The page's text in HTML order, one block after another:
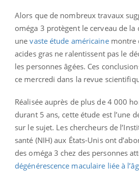
Alors que de nombreux travaux
oméga 3 protègent le cerveau de la
unevaste étude américainemontre
acides gras ne ralentissent pas le
les personnes âgées. Ces
ce mercredi dans la revue
Réalisée auprès de plus de 4 000
durant 5 ans, cette étude est l’une
sur le sujet. Les chercheurs de
santé (NIH) aux États-Unis ont
des oméga 3 chez des personnes
dégénérescence maculaire liée à